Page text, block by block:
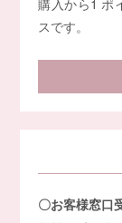
スです。
〇お客様窓口